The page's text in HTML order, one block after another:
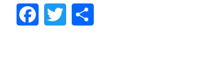
Facebook
Twitter